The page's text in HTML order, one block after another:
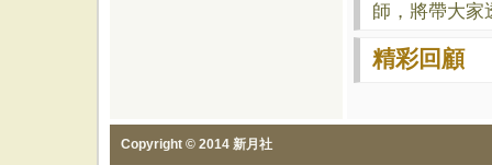
師，將帶大家
精彩回顧
Copyright © 2014 新月社